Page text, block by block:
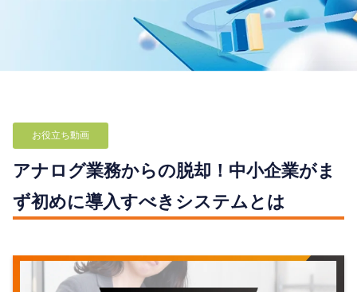
お役立ち動画
アナログ業務からの脱却！中小企業がま
ず初めに導入すべきシステムとは